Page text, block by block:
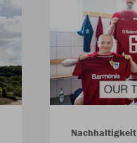
Nachhaltigkeit